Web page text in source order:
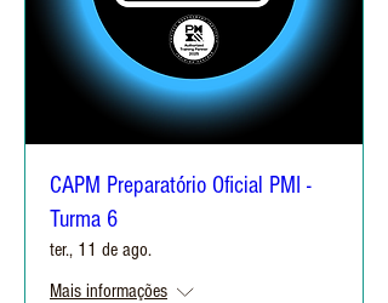
CAPM Preparatório Oficial PMI -
Turma 6
ter., 11 de ago.
Mais informações